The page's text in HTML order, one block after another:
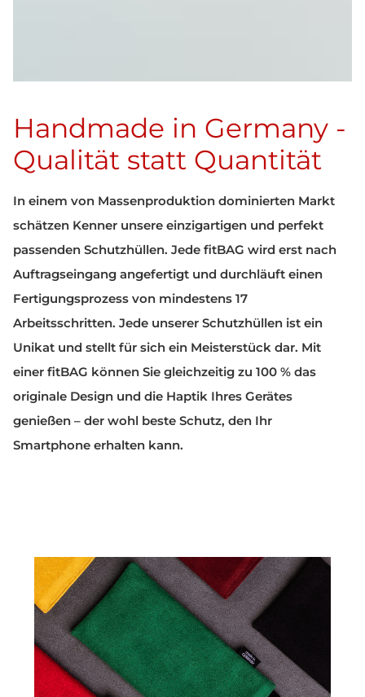
Handmade in Germany -
Qualität statt Quantität
In einem von Massenproduktion dominierten Markt
schätzen Kenner unsere einzigartigen und perfekt
passenden Schutzhüllen. Jede fitBAG wird erst nach
Auftragseingang angefertigt und durchläuft einen
Fertigungsprozess von mindestens 17
Arbeitsschritten. Jede unserer Schutzhüllen ist ein
Unikat und stellt für sich ein Meisterstück dar. Mit
einer fitBAG können Sie gleichzeitig zu 100 % das
originale Design und die Haptik Ihres Gerätes
genießen – der wohl beste Schutz, den Ihr
Smartphone erhalten kann.